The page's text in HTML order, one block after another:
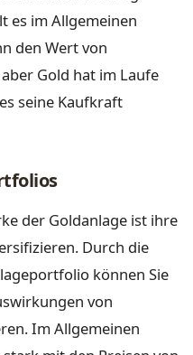
es im Allgemeinen
den Wert von
Gold hat im Laufe
seine Kaufkraft
der Goldanlage ist ihre
Durch die
können Sie
von
Im Allgemeinen